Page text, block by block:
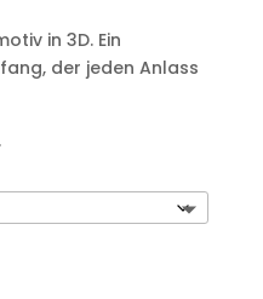
in 3D. Ein
der jeden Anlass